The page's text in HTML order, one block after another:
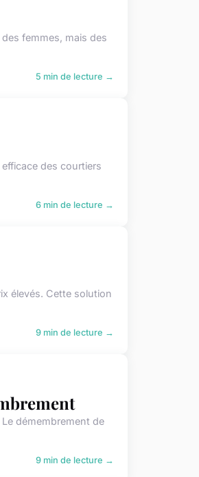
femmes, mais des
5 min de lecture →
des courtiers
6 min de lecture →
élevés. Cette solution
9 min de lecture →
démembrement de
9 min de lecture →